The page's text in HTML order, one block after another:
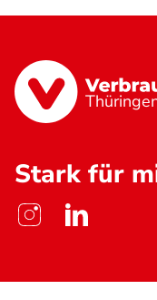
Stark für